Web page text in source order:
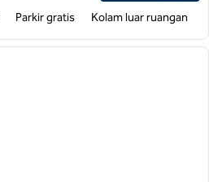
Parkir gratis Kolam luar ruangan